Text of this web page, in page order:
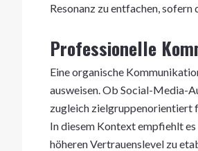
Resonanz zu entfachen,
Professionelle
Eine organische
ausweisen. Ob Social-Media-
zugleich zielgruppenorientiert
In diesem Kontext empfiehlt es
höheren Vertrauenslevel zu